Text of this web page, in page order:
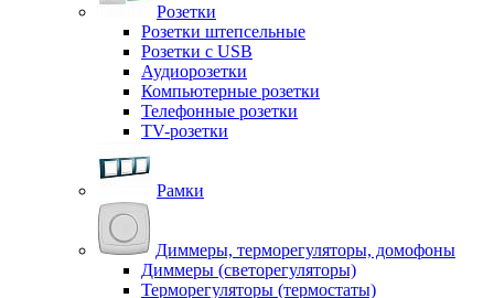
Розетки
Розетки штепсельные
Розетки с USB
Аудиорозетки
Компьютерные розетки
Телефонные розетки
TV-розетки
Рамки
Диммеры, терморегуляторы, домофоны
Диммеры (светорегуляторы)
Терморегуляторы (термостаты)